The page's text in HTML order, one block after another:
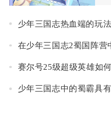
少年三国志热血端的玩
赛尔号25级超级英雄如
少年三国志中的蜀霸具